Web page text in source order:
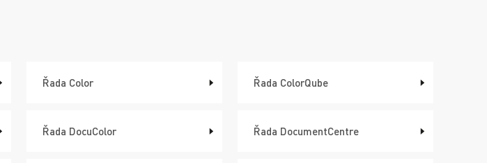
Řada Color Řada ColorQube
Řada DocuColor Řada DocumentCentre